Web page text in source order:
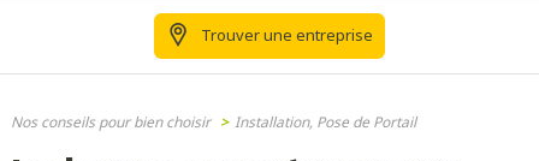
Trouver une entreprise
Nos conseils pour bien choisir > Installation, Pose de Portail